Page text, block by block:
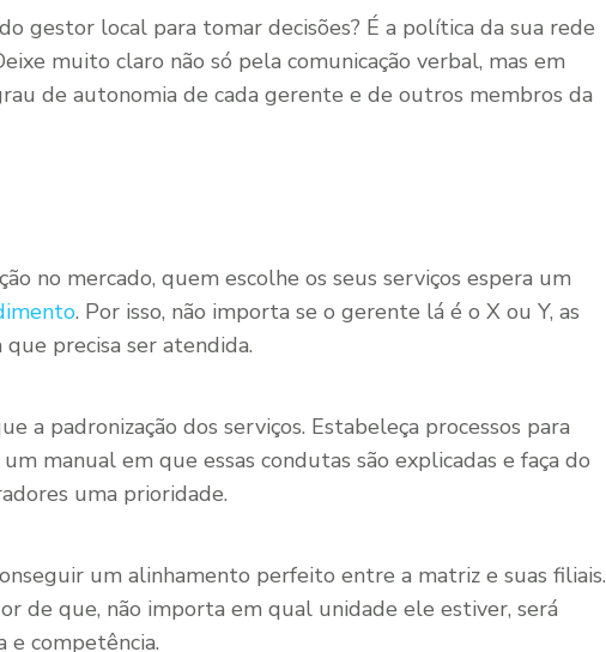
gestor local para tomar decisões? É a política da sua rede
muito claro não só pela comunicação verbal, mas em
de autonomia de cada gerente e de outros membros da
no mercado, quem escolhe os seus serviços espera um
. Por isso, não importa se o gerente lá é o X ou Y, as
precisa ser atendida.
a padronização dos serviços. Estabeleça processos para
manual em que essas condutas são explicadas e faça do
uma prioridade.
um alinhamento perfeito entre a matriz e suas filiais.
de que, não importa em qual unidade ele estiver, será
e competência.